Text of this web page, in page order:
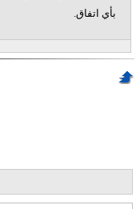
بأي اتفاق.